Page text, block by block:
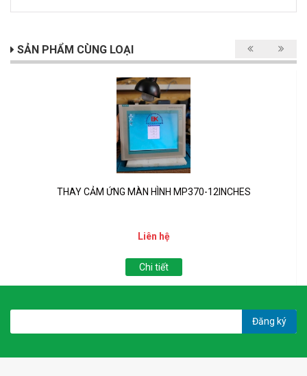
SẢN PHẨM CÙNG LOẠI
THAY CẢM ỨNG MÀN HÌNH MP370-12INCHES
Liên hệ
Chi tiết
Đăng ký